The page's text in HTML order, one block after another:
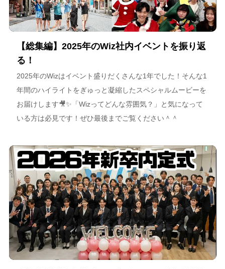
【総集編】2025年のWiz社内イベントを振り返
る！
2025年のWizはイベント盛りだくさんな1年でした！そんな1
年間のハイライトをぎゅっと凝縮したスペシャルムービーを
お届けします🎥✨「Wizってどんな雰囲気？」と気になって
いる方は必見です！ぜひ最後までご覧ください＾＾